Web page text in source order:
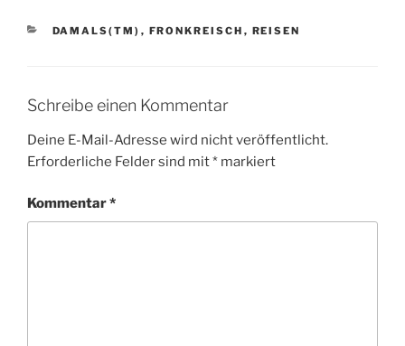
KATEGORIEN
DAMALS(TM) , FRONKREISCH , REISEN
Schreibe einen Kommentar
Deine E-Mail-Adresse wird nicht veröffentlicht.
Erforderliche Felder sind mit* markiert
Kommentar*